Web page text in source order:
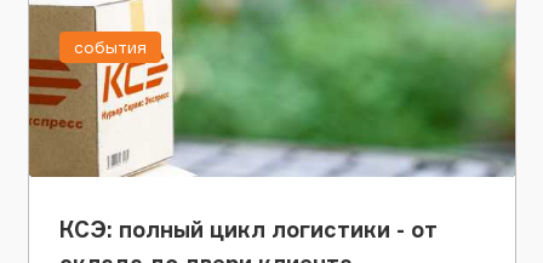
КСЭ: полный цикл логистики - от
события